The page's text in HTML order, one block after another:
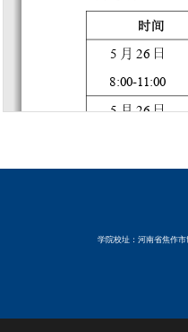
学院校址：河南省焦作